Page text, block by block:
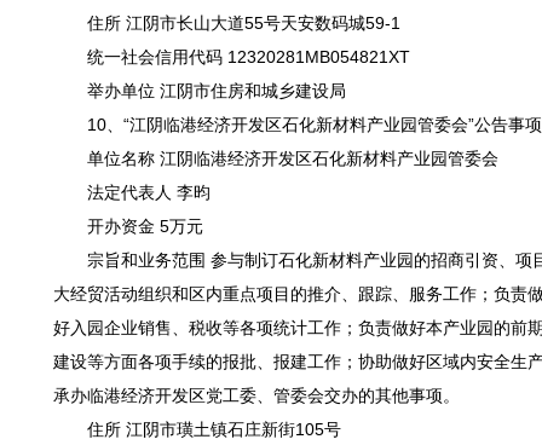
住所 江阴市长山大道55号天安数码城59-1
统一社会信用代码 12320281MB054821XT
举办单位 江阴市住房和城乡建设局
10、“江阴临港经济开发区石化新材料产业园管委会”公告事
单位名称 江阴临港经济开发区石化新材料产业园管委会
法定代表人 李昀
开办资金 5万元
宗旨和业务范围 参与制订石化新材料产业园的招商引资、
大经贸活动组织和区内重点项目的推介、跟踪、服务工作；负
好入园企业销售、税收等各项统计工作；负责做好本产业园的前
建设等方面各项手续的报批、报建工作；协助做好区域内安全生
承办临港经济开发区党工委、管委会交办的其他事项。
住所 江阴市璜土镇石庄新街105号